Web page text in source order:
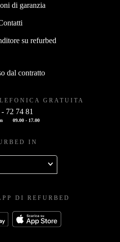
di garanzia
su refurbed
dal contratto
GRATUITA
72 74 81
09.00 - 17.00
IN
DI REFURBED